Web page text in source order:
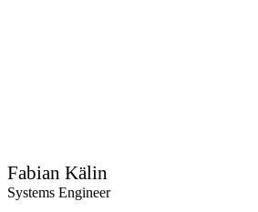
Fabian Kälin
Systems Engineer